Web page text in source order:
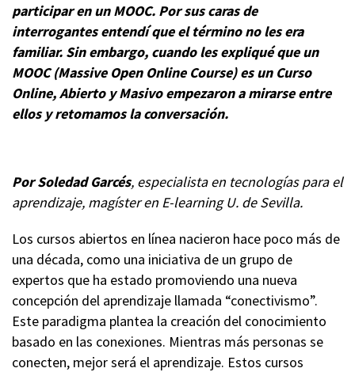
participar en un MOOC. Por sus caras de
interrogantes entendí que el término no les era
familiar. Sin embargo, cuando les expliqué que un
MOOC (Massive Open Online Course) es un Curso
Online, Abierto y Masivo empezaron a mirarse entre
ellos y retomamos la conversación.
Por Soledad Garcés, especialista en tecnologías para el
aprendizaje, magíster en E-learning U. de Sevilla.
Los cursos abiertos en línea nacieron hace poco más de
una década, como una iniciativa de un grupo de
expertos que ha estado promoviendo una nueva
concepción del aprendizaje llamada “conectivismo”.
Este paradigma plantea la creación del conocimiento
basado en las conexiones. Mientras más personas se
conecten, mejor será el aprendizaje. Estos cursos